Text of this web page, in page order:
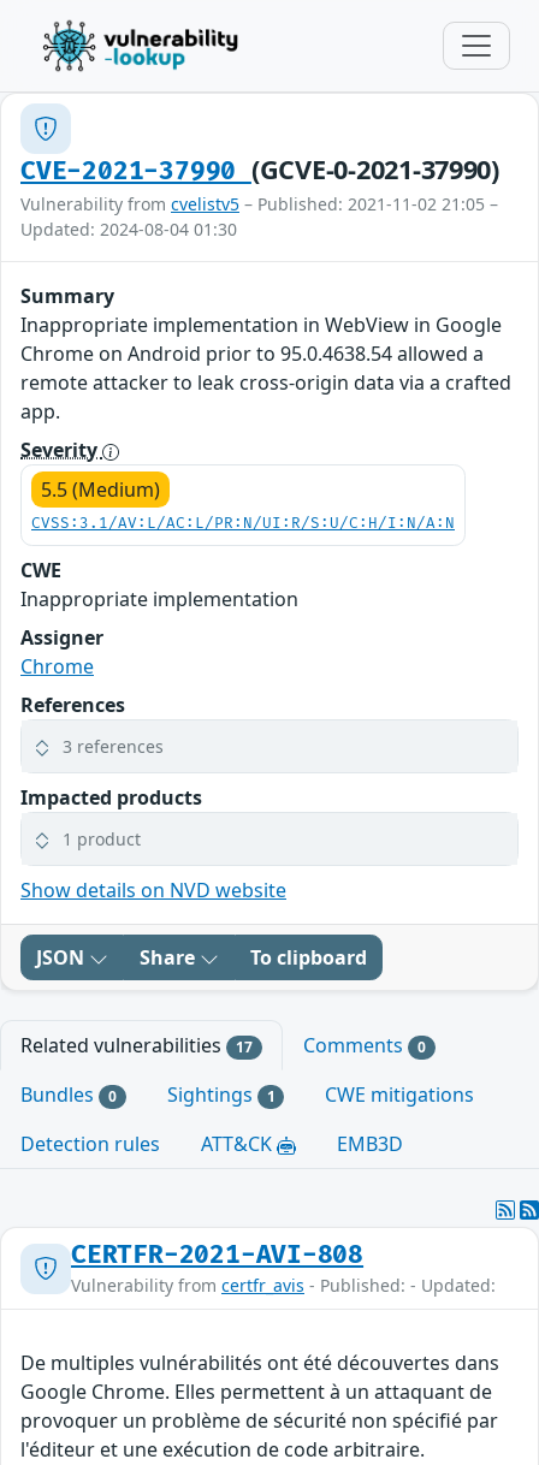
CVE-2021-37990 (GCVE-0-2021-37990)
Vulnerability from cvelistv5 – Published: 2021-11-02 21:05 –
Updated: 2024-08-04 01:30
Summary
Inappropriate implementation in WebView in Google
Chrome on Android prior to 95.0.4638.54 allowed a
remote attacker to leak cross-origin data via a crafted
app.
Severity
5.5 (Medium)
CVSS:3.1/AV:L/AC:L/PR:N/UI:R/S:U/C:H/I:N/A:N
CWE
Inappropriate implementation
Assigner
Chrome
References
3 references
Impacted products
1 product
Show details on NVD website
JSON Share To clipboard
Related vulnerabilities 17 Comments 0
Bundles 0 Sightings 1
CWE mitigations
Detection rules
ATT&CK EMB3D
CERTFR-2021-AVI-808
Vulnerability from certfr_avis - Published: - Updated:
De multiples vulnérabilités ont été découvertes dans
Google Chrome. Elles permettent à un attaquant de
provoquer un problème de sécurité non spécifié par
l'éditeur et une exécution de code arbitraire.